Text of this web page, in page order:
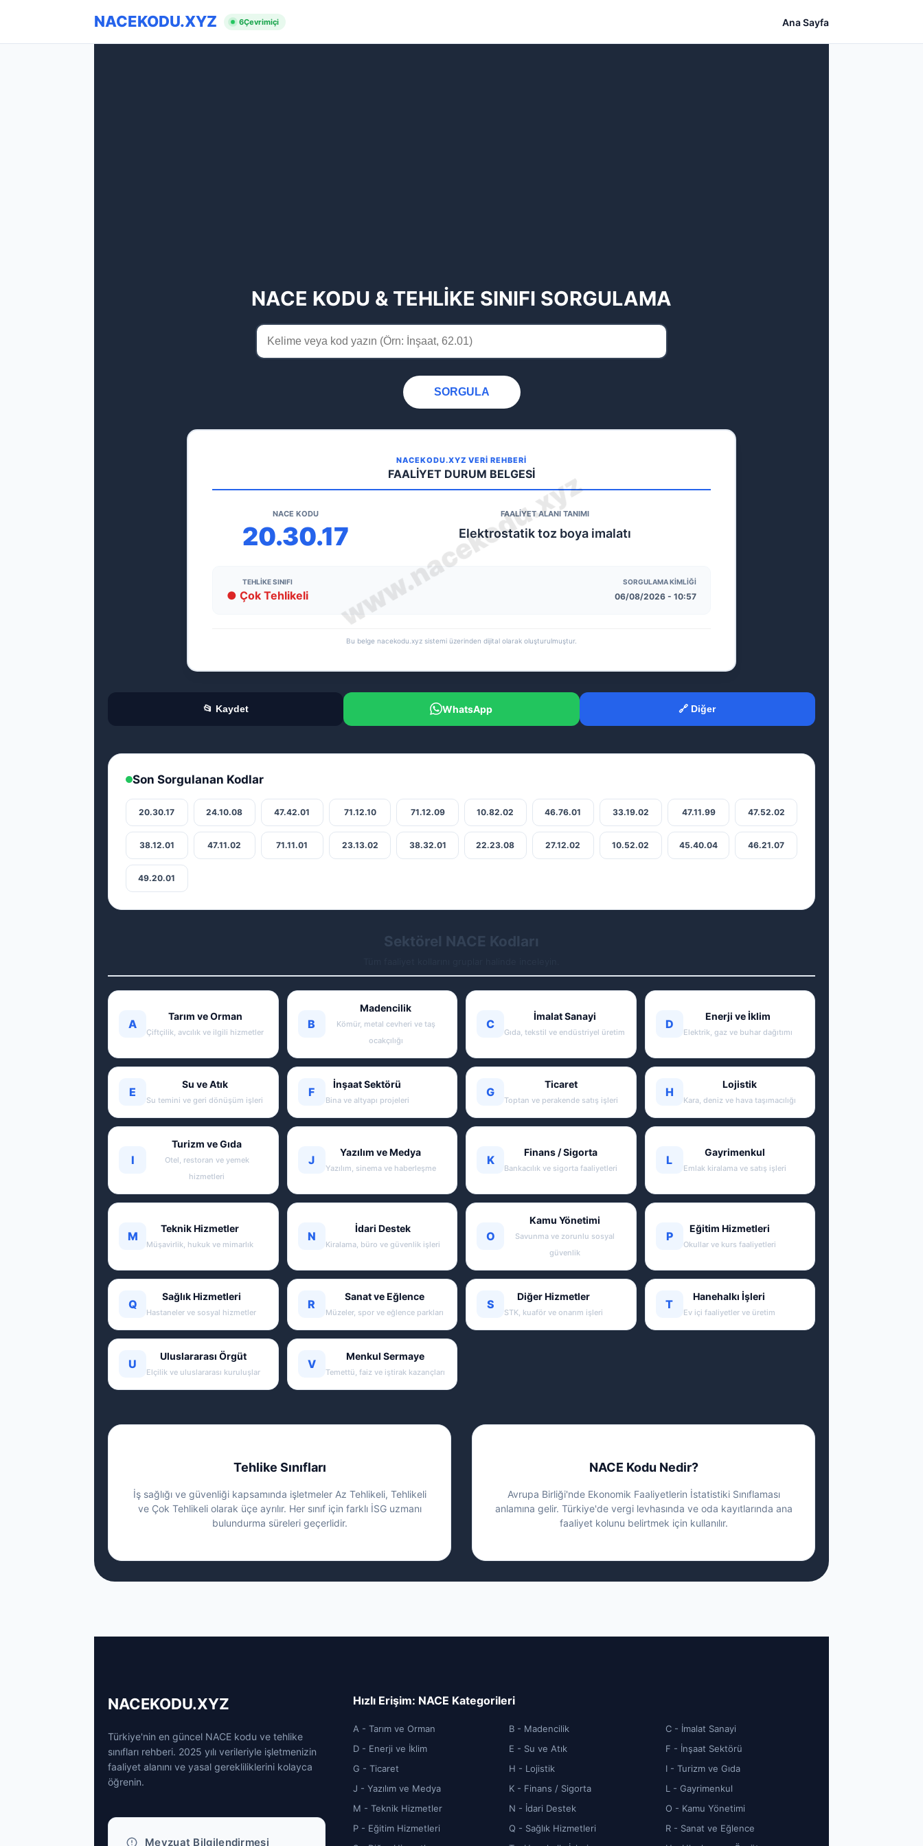
NACEKODU.XYZ 6Çevrimiçi Ana Sayfa
NACE KODU & TEHLİKE SINIFI SORGULAMA
SORGULA
NACEKODU.XYZ VERİ REHBERİ
FAALİYET DURUM BELGESİ
NACE KODU
20.30.17
FAALİYET ALANI TANIMI
Elektrostatik toz boya imalatı
TEHLIKE SINIFI
● Çok Tehlikeli
SORGULAMA KIMLIĞI
06/08/2026 - 10:57
Bu belge nacekodu.xyz sistemi üzerinden dijital olarak oluşturulmuştur.
📂 Kaydet WhatsApp 🔗 Diğer
Son Sorgulanan Kodlar
20.30.17 24.10.08 47.42.01 71.12.10 71.12.09 10.82.02 46.76.01 33.19.02 47.11.99 47.52.02
38.12.01 47.11.02 71.11.01 23.13.02 38.32.01 22.23.08 27.12.02 10.52.02 45.40.04 46.21.07
49.20.01
Sektörel NACE Kodları
A
Tarım ve Orman
Çiftçilik, avcılık ve ilgili hizmetler
B
Madencilik
Kömür, metal cevheri ve taş
ocakçılığı
C
İmalat Sanayi
Gıda, tekstil ve endüstriyel üretim
D
Enerji ve İklim
Elektrik, gaz ve buhar dağıtımı
E
Su ve Atık
Su temini ve geri dönüşüm işleri
F
İnşaat Sektörü
Bina ve altyapı projeleri
G
Ticaret
Toptan ve perakende satış işleri
H
Lojistik
Kara, deniz ve hava taşımacılığı
I
Turizm ve Gıda
Otel, restoran ve yemek
hizmetleri
J
Yazılım ve Medya
Yazılım, sinema ve haberleşme
K
Finans / Sigorta
Bankacılık ve sigorta faaliyetleri
L
Gayrimenkul
Emlak kiralama ve satış işleri
M
Teknik Hizmetler
Müşavirlik, hukuk ve mimarlık
N
İdari Destek
Kiralama, büro ve güvenlik işleri
O
Kamu Yönetimi
Savunma ve zorunlu sosyal
güvenlik
P
Eğitim Hizmetleri
Okullar ve kurs faaliyetleri
Q
Sağlık Hizmetleri
Hastaneler ve sosyal hizmetler
R
Sanat ve Eğlence
Müzeler, spor ve eğlence parkları
S
Diğer Hizmetler
STK, kuaför ve onarım işleri
T
Hanehalkı İşleri
Ev içi faaliyetler ve üretim
U
Uluslararası Örgüt
Elçilik ve uluslararası kuruluşlar
V
Menkul Sermaye
Temettü, faiz ve iştirak kazançları
Tehlike Sınıfları
İş sağlığı ve güvenliği kapsamında işletmeler Az Tehlikeli, Tehlikeli
ve Çok Tehlikeli olarak üçe ayrılır. Her sınıf için farklı İSG uzmanı
bulundurma süreleri geçerlidir.
NACE Kodu Nedir?
Avrupa Birliği'nde Ekonomik Faaliyetlerin İstatistiki Sınıflaması
anlamına gelir. Türkiye'de vergi levhasında ve oda kayıtlarında ana
faaliyet kolunu belirtmek için kullanılır.
NACEKODU.XYZ
Türkiye'nin en güncel NACE kodu ve tehlike
sınıfları rehberi. 2025 yılı verileriyle işletmenizin
faaliyet alanını ve yasal gerekliliklerini kolayca
öğrenin.
Mevzuat Bilgilendirmesi
Hızlı Erişim: NACE Kategorileri
A - Tarım ve Orman B - Madencilik
C - İmalat Sanayi
D - Enerji ve İklim
E - Su ve Atık
F - İnşaat Sektörü
G - Ticaret
H - Lojistik
I - Turizm ve Gıda
J - Yazılım ve Medya
K - Finans / Sigorta
L - Gayrimenkul
M - Teknik Hizmetler
N - İdari Destek
O - Kamu Yönetimi
P - Eğitim Hizmetleri
Q - Sağlık Hizmetleri
R - Sanat ve Eğlence